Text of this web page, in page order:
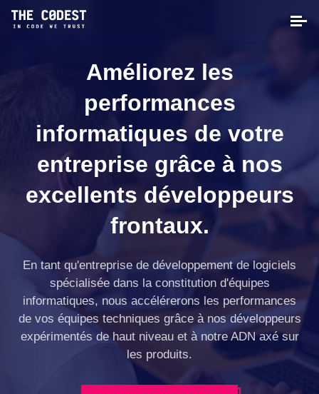
Améliorez les
performances
informatiques de votre
entreprise grâce à nos
excellents développeurs
frontaux.
En tant qu'entreprise de développement de logiciels
spécialisée dans la constitution d'équipes
informatiques, nous accélérerons les performances
de vos équipes techniques grâce à nos développeurs
expérimentés de haut niveau et à notre ADN axé sur
les produits.